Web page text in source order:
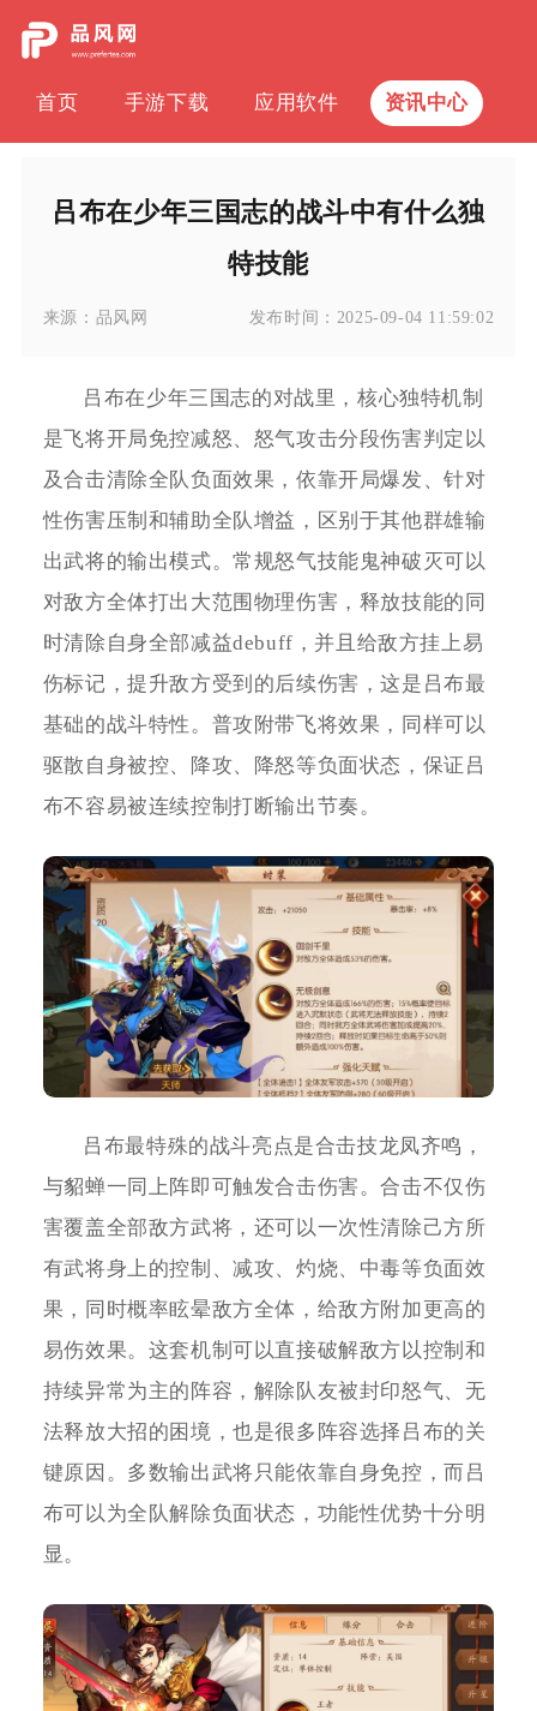
首页 手游下载 应用软件 资讯中心
吕布在少年三国志的战斗中有什么独
特技能
来源： 品风网 发布时间： 2025-09-04 11:59:02
吕布在少年三国志的对战里，核心独特机制
是飞将开局免控减怒、怒气攻击分段伤害判定以
及合击清除全队负面效果，依靠开局爆发、针对
性伤害压制和辅助全队增益，区别于其他群雄输
出武将的输出模式。常规怒气技能鬼神破灭可以
对敌方全体打出大范围物理伤害，释放技能的同
时清除自身全部减益debuff，并且给敌方挂上易
伤标记，提升敌方受到的后续伤害，这是吕布最
基础的战斗特性。普攻附带飞将效果，同样可以
驱散自身被控、降攻、降怒等负面状态，保证吕
布不容易被连续控制打断输出节奏。
吕布最特殊的战斗亮点是合击技龙凤齐鸣，
与貂蝉一同上阵即可触发合击伤害。合击不仅伤
害覆盖全部敌方武将，还可以一次性清除己方所
有武将身上的控制、减攻、灼烧、中毒等负面效
果，同时概率眩晕敌方全体，给敌方附加更高的
易伤效果。这套机制可以直接破解敌方以控制和
持续异常为主的阵容，解除队友被封印怒气、无
法释放大招的困境，也是很多阵容选择吕布的关
键原因。多数输出武将只能依靠自身免控，而吕
布可以为全队解除负面状态，功能性优势十分明
显。